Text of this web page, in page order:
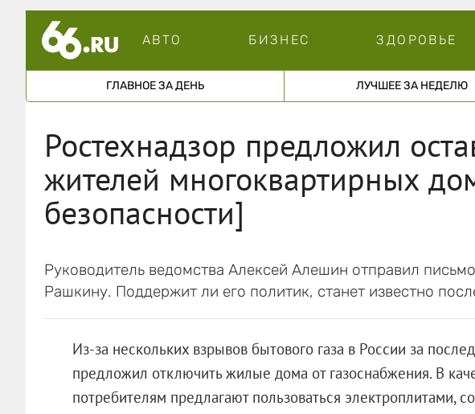
АВТО БИЗНЕС ЗДОРОВЬЕ
ГЛАВНОЕ ЗА ДЕНЬ ЛУЧШЕЕ ЗА НЕДЕЛЮ
Ростехнадзор предложил
жителей многоквартирных
безопасности]
Руководитель ведомства Алексей Алешин отправил
Рашкину. Поддержит ли его политик, станет известно
Из-за нескольких взрывов бытового газа в России за
предложил отключить жилые дома от газоснабжения. В
потребителям предлагают пользоваться электроплитами,